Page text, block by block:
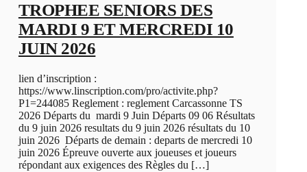
TROPHEE SENIORS DES
MARDI 9 ET MERCREDI 10
JUIN 2026
lien d’inscription :
https://www.linscription.com/pro/activite.php?
P1=244085 Reglement : reglement Carcassonne TS
2026 Départs du mardi 9 Juin Départs 09 06 Résultats
du 9 juin 2026 resultats du 9 juin 2026 résultats du 10
juin 2026 Départs de demain : departs de mercredi 10
juin 2026 Épreuve ouverte aux joueuses et joueurs
répondant aux exigences des Règles du […]